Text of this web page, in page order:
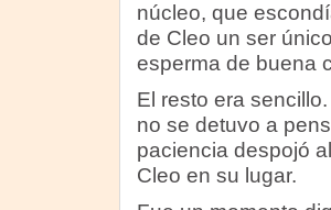
núcleo, que
de Cleo un ser
esperma de buena
El resto era
no se detuvo a
paciencia despojó
Cleo en su lugar.